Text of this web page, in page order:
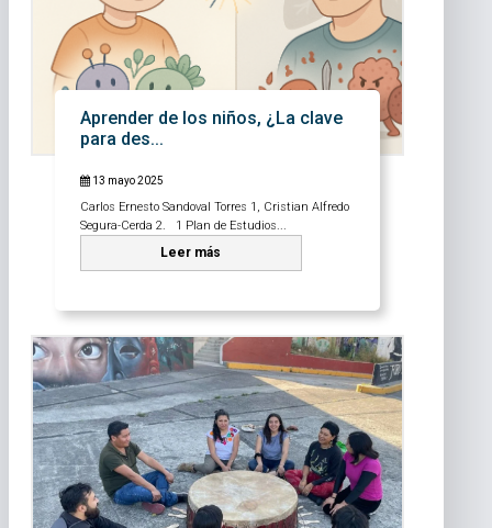
Aprender de los niños, ¿La clave
para des...
13 mayo 2025
Carlos Ernesto Sandoval Torres 1, Cristian Alfredo
Segura-Cerda 2. 1 Plan de Estudios...
Leer más